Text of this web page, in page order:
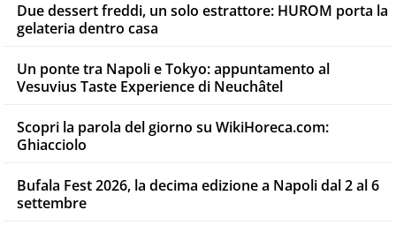
Due dessert freddi, un solo estrattore: HUROM porta la
gelateria dentro casa
Un ponte tra Napoli e Tokyo: appuntamento al
Vesuvius Taste Experience di Neuchâtel
Scopri la parola del giorno su WikiHoreca.com:
Ghiacciolo
Bufala Fest 2026, la decima edizione a Napoli dal 2 al 6
settembre